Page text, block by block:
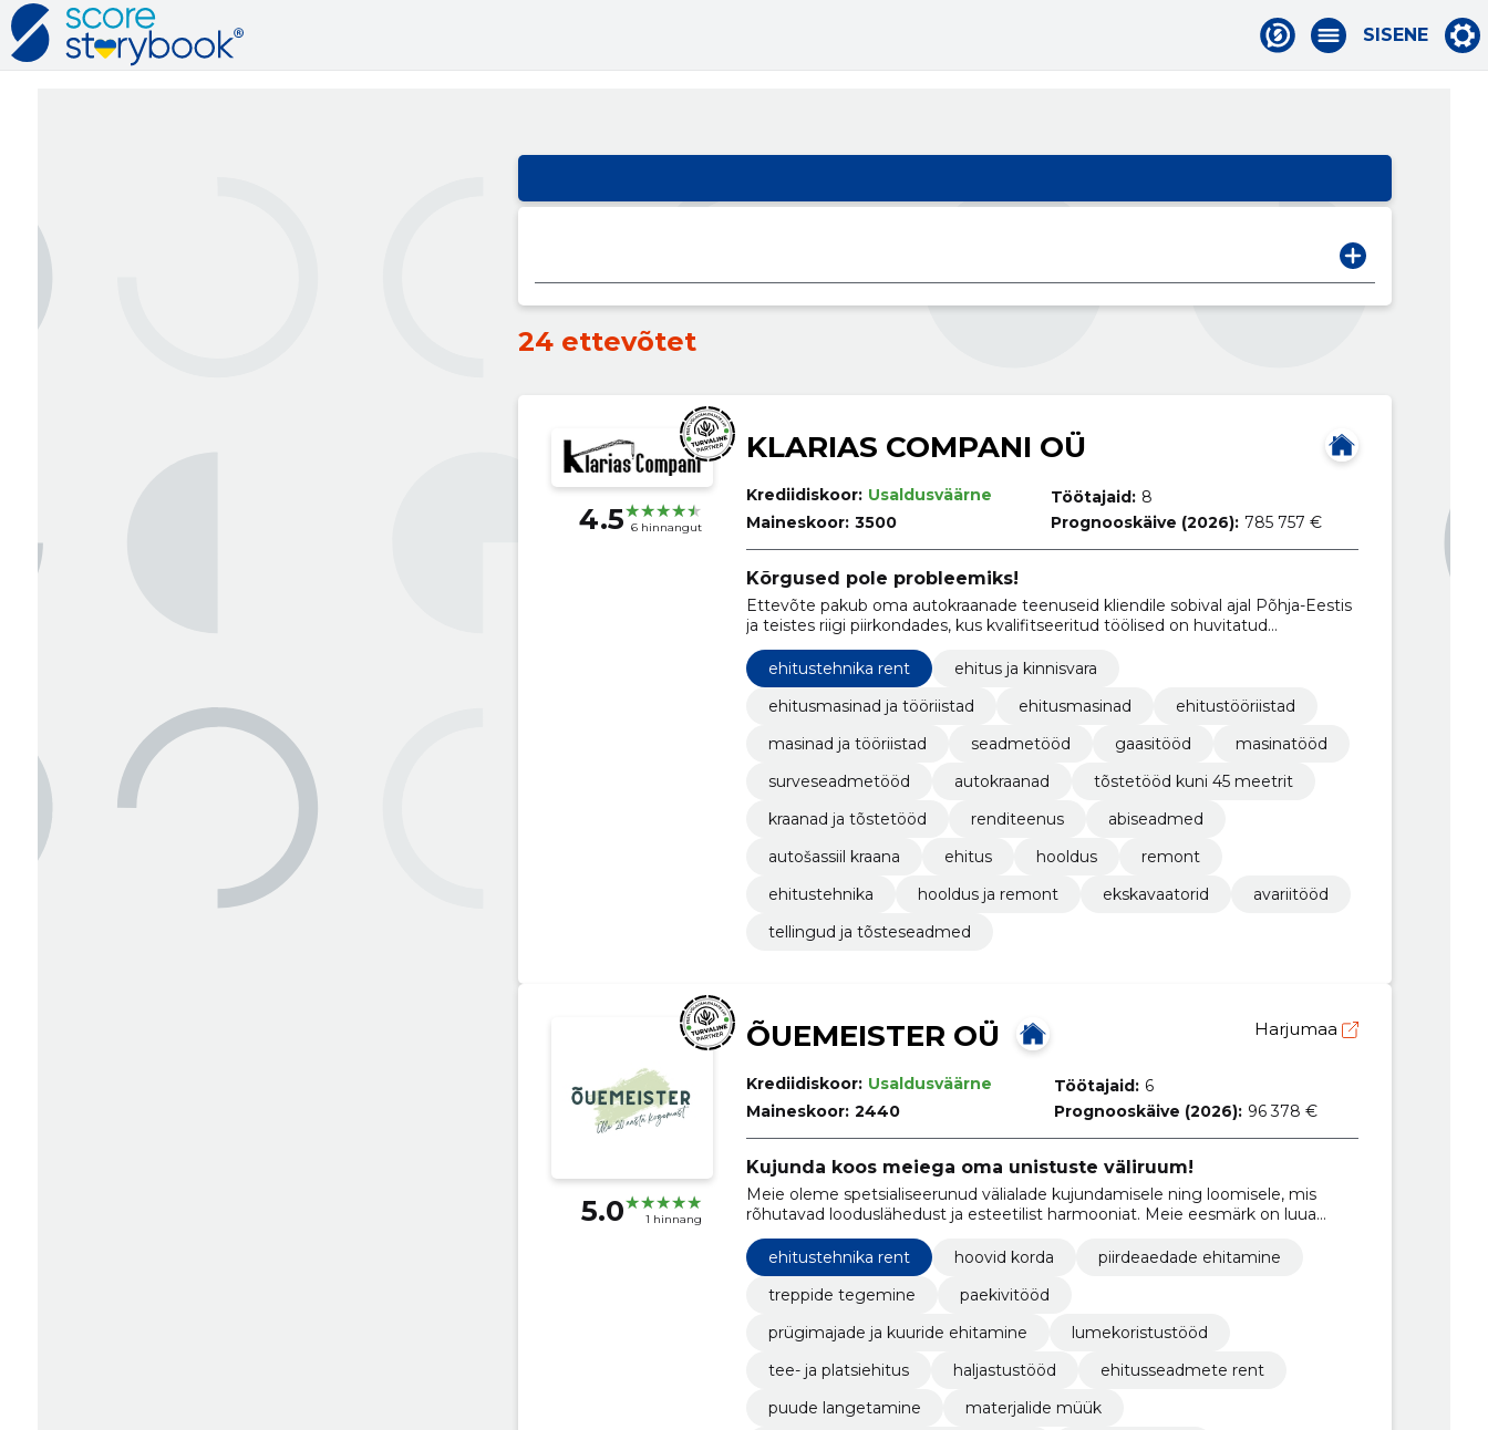
SISENE
24 ettevõtet
4.5 6 hinnangut
KLARIAS COMPANI OÜ
Krediidiskoor: Usaldusväärne
Maineskoor: 3500
Töötajaid: 8
Prognooskäive (2026): 785 757 €
Kõrgused pole probleemiks!
Ettevõte pakub oma autokraanade teenuseid kliendile sobival ajal Põhja-Eestis
ja teistes riigi piirkondades, kus kvalifitseeritud töölised on huvitatud
korrektsete montaažitööde teostamisest, mis on kooskõlas kõigi
ohutusnõuetega
ehitustehnika rent
ehitus ja kinnisvara
ehitusmasinad ja tööriistad
ehitusmasinad
ehitustööriistad
masinad ja tööriistad
seadmetööd gaasitööd
masinatööd
surveseadmetööd
autokraanad
tõstetööd kuni 45 meetrit
kraanad ja tõstetööd
renditeenus
abiseadmed
autošassiil kraana
ehitus hooldus
remont
ehitustehnika
hooldus ja remont ekskavaatorid
avariitööd
tellingud ja tõsteseadmed
5.0 1 hinnang
ÕUEMEISTER OÜ Harjumaa
Krediidiskoor: Usaldusväärne
Maineskoor: 2440
Töötajaid: 6
Prognooskäive (2026): 96 378 €
Kujunda koos meiega oma unistuste väliruum!
Meie oleme spetsialiseerunud välialade kujundamisele ning loomisele, mis
rõhutavad looduslähedust ja esteetilist harmooniat. Meie eesmärk on luua
ehitustehnika rent
hoovid korda
piirdeaedade ehitamine
treppide tegemine
paekivitööd
prügimajade ja kuuride ehitamine
lumekoristustööd
tee- ja platsiehitus
haljastustööd
ehitusseadmete rent
puude langetamine
materjalide müük